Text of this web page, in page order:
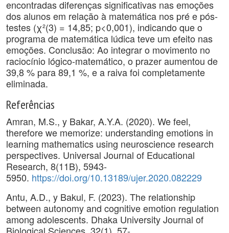
encontradas diferenças significativas nas emoções
dos alunos em relação à matemática nos pré e pós-
testes (χ²(3) = 14,85; p<0,001), indicando que o
programa de matemática lúdica teve um efeito nas
emoções. Conclusão: Ao integrar o movimento no
raciocínio lógico-matemático, o prazer aumentou de
39,8 % para 89,1 %, e a raiva foi completamente
eliminada.
Referências
Amran, M.S., y Bakar, A.Y.A. (2020). We feel,
therefore we memorize: understanding emotions in
learning mathematics using neuroscience research
perspectives. Universal Journal of Educational
Research, 8(11B), 5943-
5950. https://doi.org/10.13189/ujer.2020.082229
Antu, A.D., y Bakul, F. (2023). The relationship
between autonomy and cognitive emotion regulation
among adolescents. Dhaka University Journal of